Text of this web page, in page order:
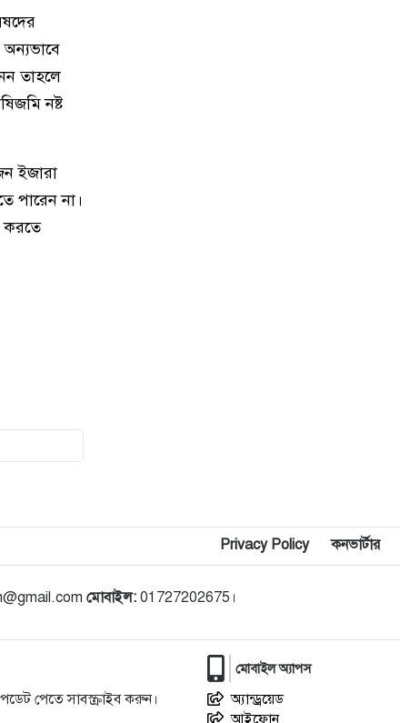
তাহলে
নষ্ট
ইজারা
পারেন না।
করতে
Privacy Policy কনভার্টার
মোবাইল: 01727202675।
পেতে সাবস্ক্রাইব করুন।
মোবাইল অ্যাপস
অ্যান্ড্রয়েড